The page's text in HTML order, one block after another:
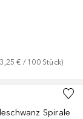
€ / 100 Stück)
Spirale